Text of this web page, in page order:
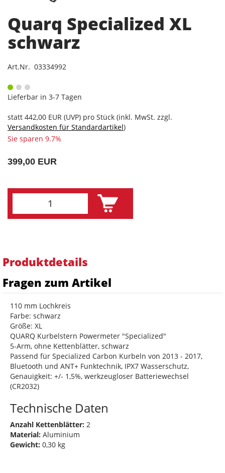
Quarq Specialized XL
schwarz
Art.Nr. 03334992
Lieferbar in 3-7 Tagen
statt 442,00 EUR (UVP) pro Stück (inkl. MwSt. zzgl.
Versandkosten für Standardartikel)
Sie sparen 9.7%
399,00 EUR
Produktdetails
Fragen zum Artikel
110 mm Lochkreis
Farbe: schwarz
Größe: XL
QUARQ Kurbelstern Powermeter "Specialized"
5-Arm, ohne Kettenblätter, schwarz
Passend für Specialized Carbon Kurbeln von 2013 - 2017,
Bluetooth und ANT+ Funktechnik, IPX7 Wasserschutz,
Genauigkeit: +/- 1,5%, werkzeugloser Batteriewechsel
(CR2032)
Technische Daten
Anzahl Kettenblätter: 2
Material: Aluminium
Gewicht: 0,30 kg